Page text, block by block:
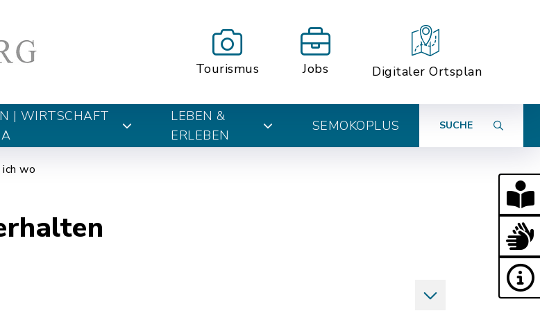
Tourismus Jobs Digitaler Ortsplan
| WIRTSCHAFT
LEBEN &
ERLEBEN
SEMOKOPLUS SUCHE
wo